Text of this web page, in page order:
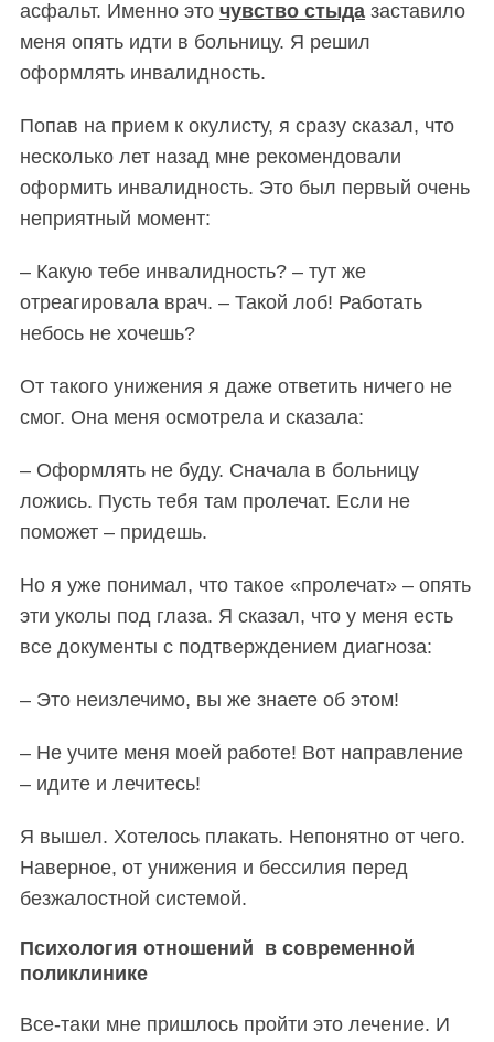
асфальт. Именно это чувство стыдазаставило
меня опять идти в больницу. Я решил
оформлять инвалидность.
Попав на прием к окулисту, я сразу сказал, что
несколько лет назад мне рекомендовали
оформить инвалидность. Это был первый очень
неприятный момент:
– Какую тебе инвалидность? – тут же
отреагировала врач. – Такой лоб! Работать
небось не хочешь?
От такого унижения я даже ответить ничего не
смог. Она меня осмотрела и сказала:
– Оформлять не буду. Сначала в больницу
ложись. Пусть тебя там пролечат. Если не
поможет – придешь.
Но я уже понимал, что такое «пролечат» – опять
эти уколы под глаза. Я сказал, что у меня есть
все документы с подтверждением диагноза:
– Это неизлечимо, вы же знаете об этом!
– Не учите меня моей работе! Вот направление
– идите и лечитесь!
Я вышел. Хотелось плакать. Непонятно от чего.
Наверное, от унижения и бессилия перед
безжалостной системой.
Психология отношений в современной
поликлинике
Все-таки мне пришлось пройти это лечение. И